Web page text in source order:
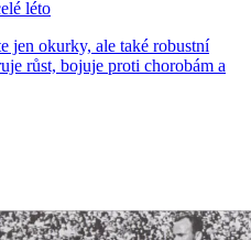
léto
jen okurky, ale také robustní
růst, bojuje proti chorobám a